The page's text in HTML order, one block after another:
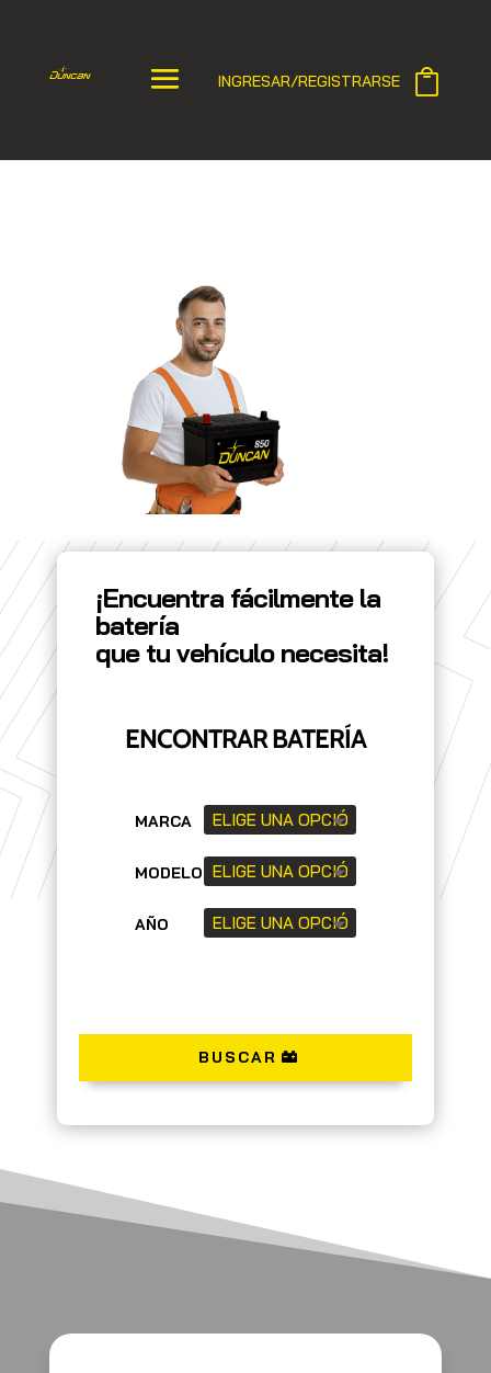
INGRESAR/REGISTRARSE
¡Encuentra fácilmente la
batería
que tu vehículo necesita!
ENCONTRAR BATERÍA
MARCA
MODELO
AÑO
BUSCAR